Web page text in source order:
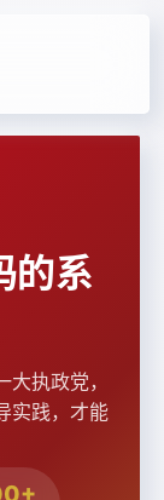
的系
执政党，
实践，才能